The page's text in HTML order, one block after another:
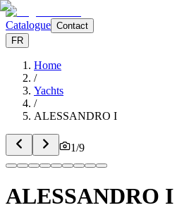
Catalogue Contact
FR
Home
/
Yachts
/
ALESSANDRO I
1/9
ALESSANDRO I